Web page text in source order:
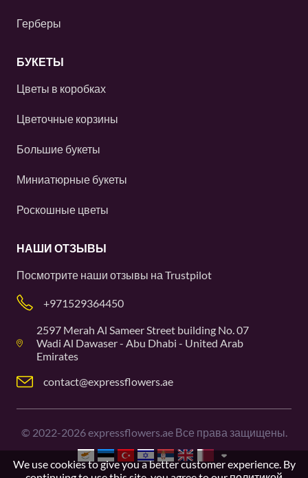
Герберы
БУКЕТЫ
Цветы в коробках
Цветочные корзины
Большие букеты
Миниатюрные букеты
Роскошные цветы
НАШИ ОТЗЫВЫ
Посмотрите наши отзывы на Trustpilot
+971529364450
2597 Merah Al Sameer Street building No. 07
Wadi Al Dawaser - Abu Dhabi - United Arab
Emirates
contact@expressflowers.ae
© 2022-2026expressflowers.ae Все права защищены.
We use cookies to give you a better customer experience. By